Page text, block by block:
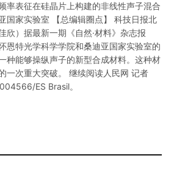
率表征在硅晶片上构建的非线性声子混合
国家实验室 【总编辑圈点】 科技日报北
欣）据最新一期《自然·材料》杂志报
恩特光学科学学院和桑迪亚国家实验室的
种能够操纵声子的新型合成材料。这种材
一次重大突破。 继续阅读人民网 记者
ES Brasil。